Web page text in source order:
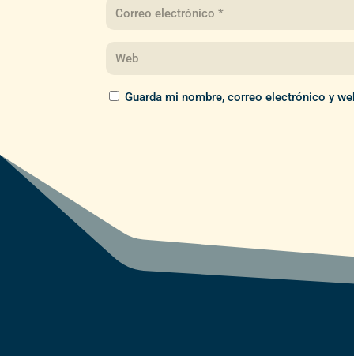
Guarda mi nombre, correo electrónico y